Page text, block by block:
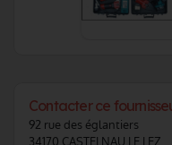
Contacter ce
92 rue des églantiers
34170 CASTELNAU LE LEZ